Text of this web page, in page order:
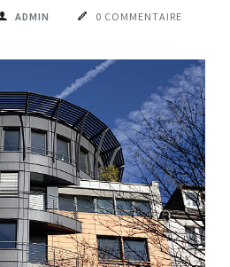
ADMIN 0 COMMENTAIRE